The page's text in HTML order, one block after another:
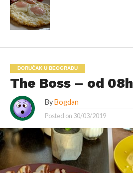
DORUČAK U BEOGRADU
The Boss – od 08h
By Bogdan
Posted on 30/03/2019